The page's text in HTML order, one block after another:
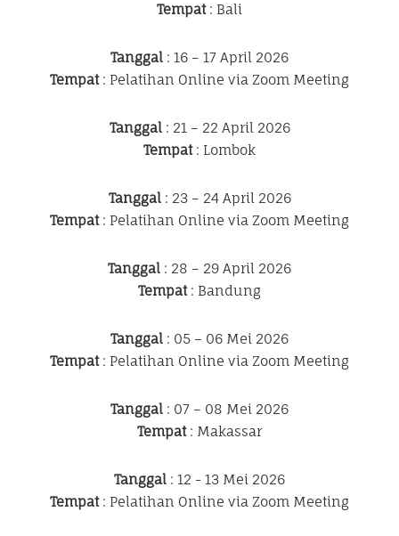
Tempat: Bali
Tanggal : 16 – 17 April 2026
Tempat: Pelatihan Online via Zoom Meeting
Tanggal: 21 – 22 April 2026
Tempat: Lombok
Tanggal: 23 – 24 April 2026
Tempat: Pelatihan Online via Zoom Meeting
Tanggal : 28 – 29 April 2026
Tempat: Bandung
Tanggal : 05 – 06 Mei 2026
Tempat: Pelatihan Online via Zoom Meeting
Tanggal : 07 – 08 Mei 2026
Tempat: Makassar
Tanggal : 12 - 13 Mei 2026
Tempat: Pelatihan Online via Zoom Meeting